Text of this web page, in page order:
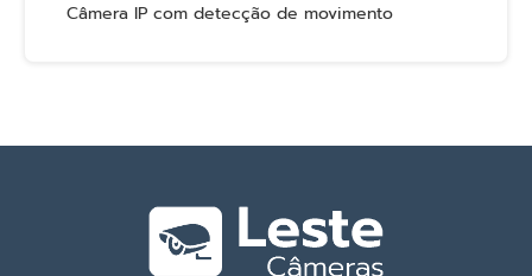
Câmera IP com detecção de movimento